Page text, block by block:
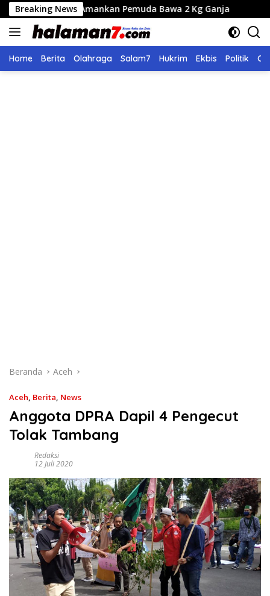
Langsung
ke
konten
Breaking News
Amankan Pemuda Bawa 2 Kg Ganja Seleksi Calon
Home Berita Olahraga Salam7 Hukrim Ekbis Politik
Beranda Aceh
Aceh, Berita, News
Anggota DPRA Dapil 4 Pengecut
Tolak Tambang
Redaksi
12 Juli 2020